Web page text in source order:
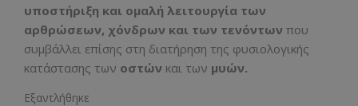
υποστήριξη και ομαλή λειτουργία των
αρθρώσεων, χόνδρων και των τενόντων που
συμβάλλει επίσης στη διατήρηση της φυσιολογικής
κατάστασης των οστών και των μυών.
Εξαντλήθηκε